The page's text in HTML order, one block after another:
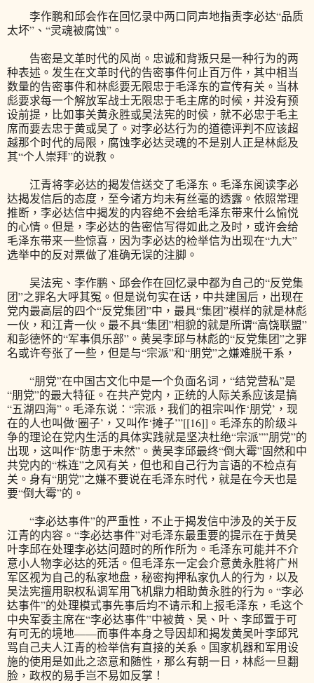
李作鹏和邱会作在回忆录中两口同声地指责李必达“品质
太坏”、“灵魂被腐蚀”。
告密是文革时代的风尚。忠诚和背叛只是一种行为的两
种表述。发生在文革时代的告密事件何止百万件，其中相当
数量的告密事件和林彪要无限忠于毛泽东的宣传有关。当林
彪要求每一个解放军战士无限忠于毛主席的时候，并没有预
设前提，比如事关黄永胜或吴法宪的时侯，就不必忠于毛主
席而要去忠于黄或吴了。对李必达行为的道德评判不应该超
越那个时代的局限，腐蚀李必达灵魂的不是别人正是林彪及
其“个人崇拜”的说教。
江青将李必达的揭发信送交了毛泽东。毛泽东阅读李必
达揭发信后的态度，至今诸方均未有丝毫的透露。依照常理
推断，李必达信中揭发的内容绝不会给毛泽东带来什么愉悦
的心情。但是，李必达的告密信写得如此之及时，或许会给
毛泽东带来一些惊喜，因为李必达的检举信为出现在“九大”
选举中的反对票做了准确无误的注脚。
吴法宪、李作鹏、邱会作在回忆录中都为自己的“反党集
团”之罪名大呼其冤。但是说句实在话，中共建国后，出现在
党内最高层的四个“反党集团”中，最具“集团”模样的就是林彪
一伙，和江青一伙。最不具“集团”相貌的就是所谓“高饶联盟”
和彭德怀的“军事俱乐部”。黄吴李邱与林彪的“反党集团”之罪
名或许夸张了一些，但是与“宗派”和“朋党”之嫌难脱干系，
“朋党”在中国古文化中是一个负面名词，“结党营私”是
“朋党”的最大特征。在共产党内，正统的人际关系应该是搞
“五湖四海”。毛泽东说：“宗派，我们的祖宗叫作‘朋党’，现
在的人也叫做‘圈子’，又叫作‘摊子’”[[16]]。毛泽东的阶级斗
争的理论在党内生活的具体实践就是坚决杜绝“宗派””朋党”的
出现，这叫作“防患于未然”。黄吴李邱最终“倒大霉”固然和中
共党内的“株连”之风有关，但也和自己行为言语的不检点有
关。身有“朋党”之嫌不要说在毛泽东时代，就是在今天也是
要“倒大霉”的。
“李必达事件”的严重性，不止于揭发信中涉及的关于反
江青的内容。“李必达事件”对毛泽东最重要的提示在于黄吴
叶李邱在处理李必达问题时的所作所为。毛泽东可能并不介
意小人物李必达的死活。但毛泽东一定会介意黄永胜将广州
军区视为自己的私家地盘，秘密拘押私家仇人的行为，以及
吴法宪擅用职权私调军用飞机鼎力相助黄永胜的行为。“李必
达事件”的处理模式事先事后均不请示和上报毛泽东，毛这个
中央军委主席在“李必达事件”中被黄、吴、叶、李邱置于可
有可无的境地——而事件本身之导因却和揭发黄吴叶李邱咒
骂自己夫人江青的检举信有直接的关系。国家机器和军用设
施的使用是如此之恣意和随性，那么有朝一日，林彪一旦翻
脸，政权的易手岂不易如反掌！